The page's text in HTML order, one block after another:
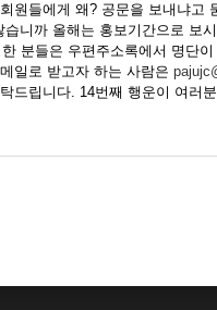
원들에게 왜? 공문을 보내냐고
니까 올해는 홍보기간으로 보
분들은 우편주소록에서 명단
일로 받고자 하는 사람은
드립니다. 14번째 행운이 여러